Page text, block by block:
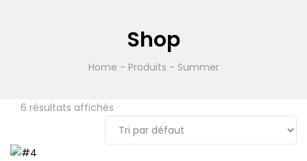
Shop
Home - Produits - Summer
6 résultats affichés